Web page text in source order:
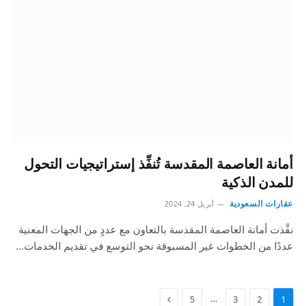
أمانة العاصمة المقدسة تُنفِّذ إستراتيجيات التحول
للمدن الذكية
عقارات السعودية أبريل 24, 2024
نفَّذت أمانة العاصمة المقدسة بالتعاون مع عددٍ من الجهات المعنية
عددًا من الخطوات غير المسبوقة نحو التوسع في تقديم الخدمات…
1
2
3
…
5